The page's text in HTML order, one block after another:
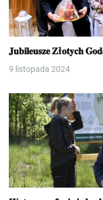
𝐉𝐮𝐛𝐢𝐥𝐞𝐮𝐬𝐳𝐞 𝐙ł𝐨𝐭𝐲𝐜𝐡
9 listopada 2024